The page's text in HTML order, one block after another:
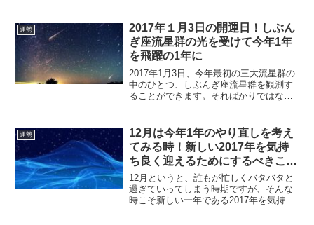
道しるべなのです。成功に近づくために
するべき事をご紹介していきます。
運勢
2017年１月3日の開運日！しぶん
ぎ座流星群の光を受けて今年1年
を飛躍の1年に
2017年1月3日、今年最初の三大流星群の
中のひとつ、しぶんぎ座流星群を観測す
ることができます。そればかりではな
2017年にしてみませんか？
運勢
12月は今年1年のやり直しを考え
てみる時！新しい2017年を気持
ち良く迎えるためにするべきこと
って？
12月というと、誰もが忙しくバタバタと
過ぎていってしまう時期ですが、そんな
時こそ新しい一年である2017年を気持ち